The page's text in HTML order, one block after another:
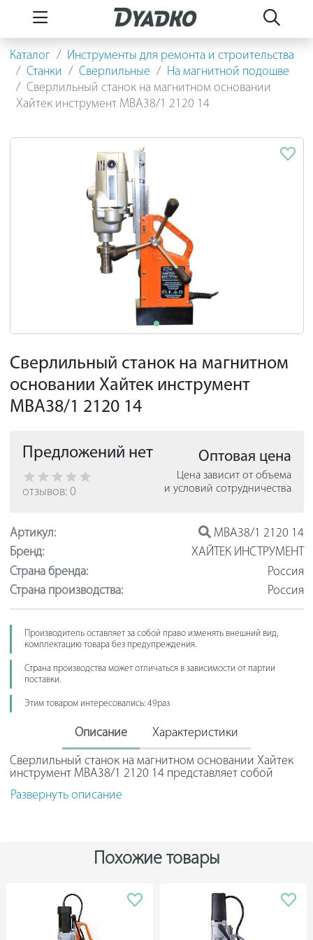
Каталог
Инструменты для ремонта и строительства
Станки
Сверлильные
На магнитной подошве
Сверлильный станок на магнитном основании
Хайтек инструмент МВА38/1 2120 14
Сверлильный станок на магнитном
основании Хайтек инструмент
МВА38/1 2120 14
Предложений нет
отзывов: 0
Оптовая цена
Цена зависит от объема
и условий сотрудничества
Артикул:
МВА38/1 2120 14
Бренд:
ХАЙТЕК ИНСТРУМЕНТ
Страна бренда:
Россия
Страна производства:
Россия
Производитель оставляет за собой право изменять внешний вид,
комплектацию товара без предупреждения.
Страна производства может отличаться в зависимости от партии
поставки.
Этим товаром интересовались: 49раз
Описание Характеристики
Сверлильный станок на магнитном основании Хайтек
инструмент МВА38/1 2120 14 представляет собой
оборудование профессионального класса. Данная
модель имеет двигатель мощностью 1150 Вт с
электропривода. Замена угольных щёток
осуществляется без разбора корпуса.
Развернуть описание
Похожие товары